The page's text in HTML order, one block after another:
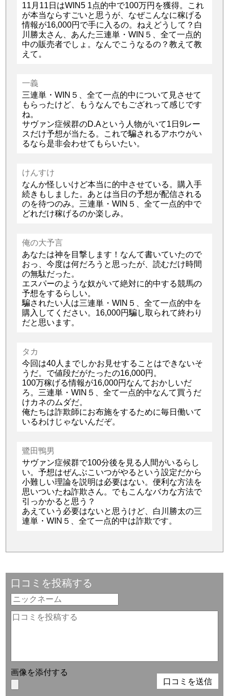
11月11日はWIN5 1点的中で100万円を獲得。これ
が本当ならすごいと思うが、なぜこんなに稼げる
情報が16,000円で手に入るの。ねえどうして？白
川勝太さん、あんた三連単・WIN５、全て一点的
中の販売者でしょ。なんでこうなるの？教えて教
えて。
一義
三連単・WIN５、全て一点的中について見させて
もらったけど、もうなんでもござれって感じです
ね。
サヴァン症候群のD.Aという人物がいて1日9レー
スだけ予想が当たる。これで騙されるアホウがい
るなら是非会わせてもらいたい。
けんすけ
なんか怪しいけど本当に的中させている。購入手
続きもしました。あとは当日の予想が配信される
のを待つのみ。三連単・WIN５、全て一点的中で
どれだけ稼げるのか楽しみ。
俺の大予言
あなたは神を目撃します！なんて書いていたので
おっ、今度は何だろうと思ったが、読むだけ時間
の無駄だった。
エスパーのような奴がいて絶対に的中する競馬の
予想をするらしい。
騙されたい人は三連単・WIN５、全て一点的中を
購入してください。16,000円騙し取られて終わり
だと思います。
タカ
今回は40人までしかお見せすることはできないそ
うだ。で値段だがたったの16,000円。
100万稼げる情報が16,000円なんておかしいだ
ろ。三連単・WIN５、全て一点的中なんて買うだ
けカネのムダだ。
俺たちは詐欺師にお布施をするために毎日働いて
いるわけじゃないんだぞ。
鷺田鴨男
サヴァン症候群で100分後を見る人間がいるらし
い。予想はぜんぶこいつがやるという設定だから
小難しい理論を説明は必要はない。便利な方法を
思いついたね詐欺さん。でもこんなバカな方法で
引っかかると思う？
あえていう必要はないと思うけど、白川勝太の三
連単・WIN５、全て一点的中は詐欺です。
口コミを投稿する
画像を添付する